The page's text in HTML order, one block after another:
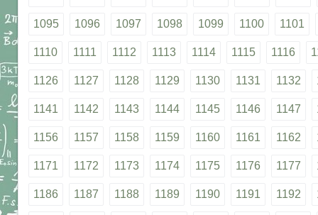
1095 1096 1097 1098 1099 1100 1101
1110 1111 1112 1113 1114 1115 1116
1126 1127 1128 1129 1130 1131 1132
1141 1142 1143 1144 1145 1146 1147
1156 1157 1158 1159 1160 1161 1162
1171 1172 1173 1174 1175 1176 1177
1186 1187 1188 1189 1190 1191 1192